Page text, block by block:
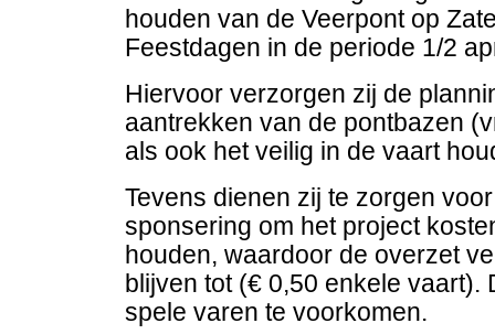
houden van de Veerpont op
Feestdagen in de periode 1/2
Hiervoor verzorgen zij de
aantrekken van de pontbazen
als ook het veilig in de vaart
Tevens dienen zij te zorgen
sponsering om het project
houden, waardoor de overzet
blijven tot (€ 0,50 enkele vaart).
spele varen te voorkomen.